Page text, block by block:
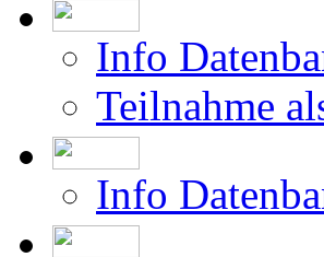
Info
Teilnahme
Info